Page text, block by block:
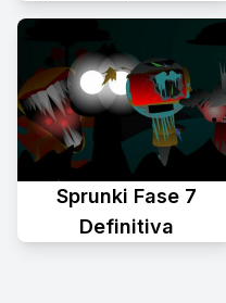
Sprunki Fase 7
Definitiva